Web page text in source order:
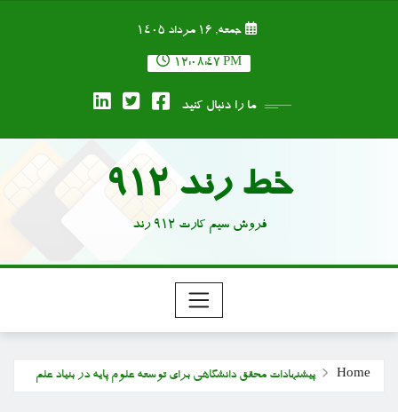
جمعه, ۱۶ مرداد ۱۴۰۵
12:08:48 PM
ما را دنبال کنید
خط رند 912
فروش سیم کارت 912 رند
Home پیشنهادات محقق دانشگاهی برای توسعه علوم پایه در بنیاد علم